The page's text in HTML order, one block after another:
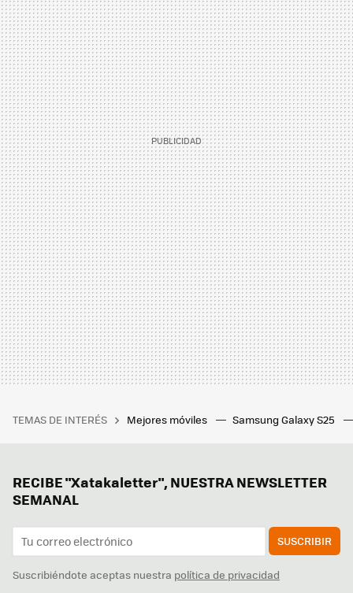
TEMAS DE INTERÉS Mejores móviles Samsung Galaxy S25
RECIBE "Xatakaletter", NUESTRA NEWSLETTER
SEMANAL
SUSCRIBIR
Suscribiéndote aceptas nuestra política de privacidad